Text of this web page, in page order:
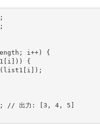
i++) {
{
// 出力: [3, 4, 5]